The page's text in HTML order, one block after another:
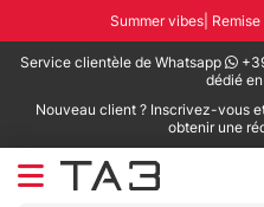
Summer vibes|
Service clientèle de Whatsapp
dédié
Nouveau client ? Inscrivez-vous
obtenir une